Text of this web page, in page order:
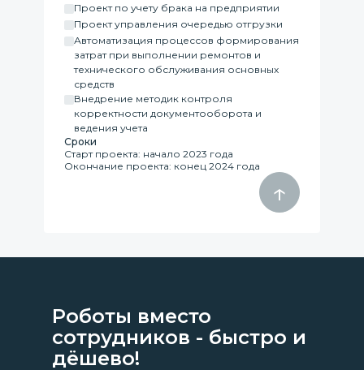
Проект по учету брака на предприятии
Проект управления очередью отгрузки
Автоматизация процессов формирования
затрат при выполнении ремонтов и
технического обслуживания основных
средств
Внедрение методик контроля
корректности документооборота и
ведения учета
Сроки
Старт проекта: начало 2023 года
Окончание проекта: конец 2024 года
↑
Роботы вместо
сотрудников - быстро и
дёшево!